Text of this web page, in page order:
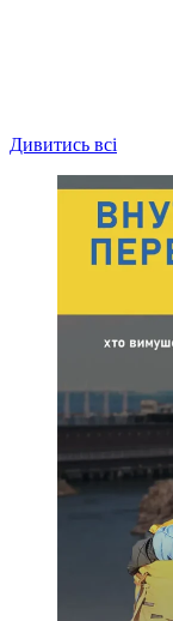
Дивитись всі